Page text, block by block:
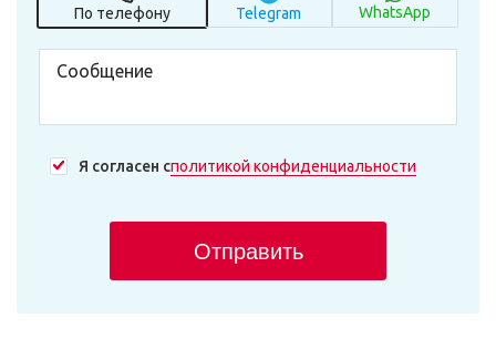
По телефону Telegram WhatsApp
Я согласен сполитикой конфиденциальности
Отправить